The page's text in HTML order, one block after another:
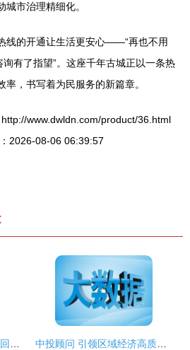
市治理精细化。
线的开通让生活更安心——“再也不用
询有了指望”。这座千年古城正以一条热
，书写着为民服务的新篇章。
www.dwldn.com/product/36.html
2026-08-06 06:39:57